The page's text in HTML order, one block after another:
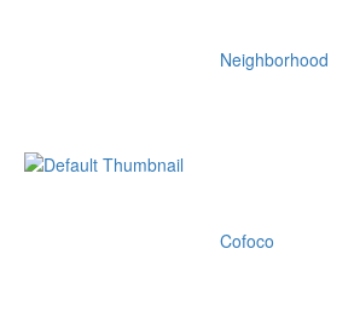
Neighborhood
Cofoco